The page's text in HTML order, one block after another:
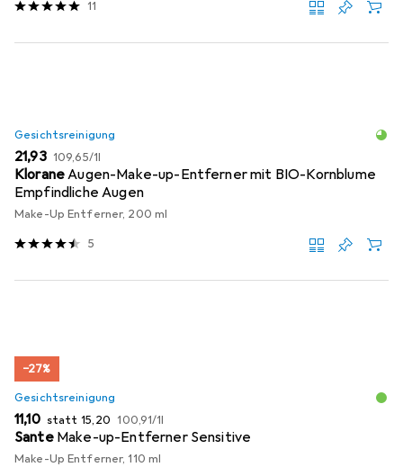
11
Gesichtsreinigung
EUR
21,93 EUR
109,65/1l
KloraneAugen-Make-up-Entferner mit BIO-Kornblume
Empfindliche Augen
Make-Up Entferner, 200 ml
5
−27%
Gesichtsreinigung
EUR
11,10 statt EUR
15,20 EUR
100,91/1l
Sante Make-up-Entferner Sensitive
Make-Up Entferner, 110 ml